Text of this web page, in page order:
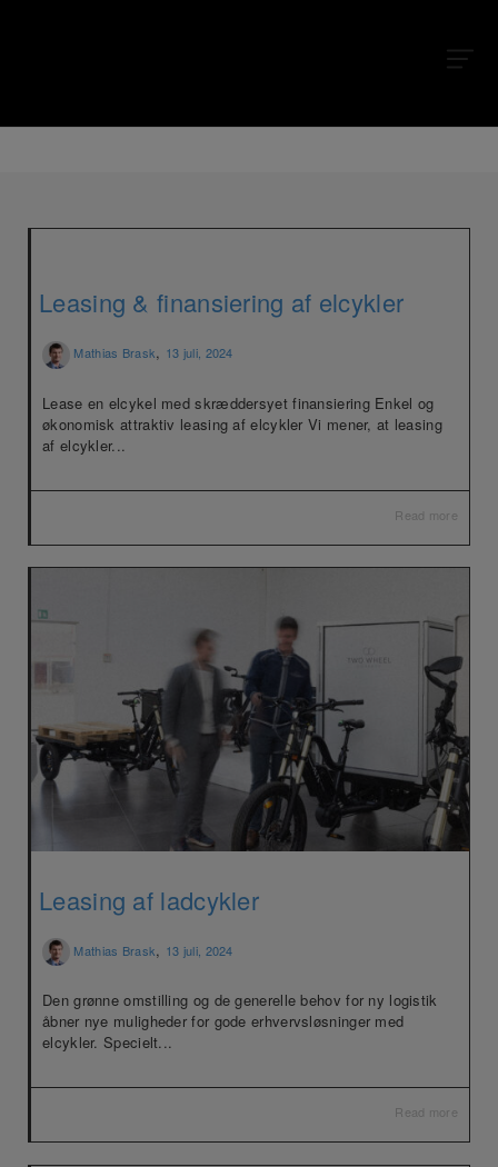
Leasing & finansiering af elcykler
Mathias Brask, 13 juli, 2024
Lease en elcykel med skræddersyet finansiering Enkel og
økonomisk attraktiv leasing af elcykler Vi mener, at leasing
af elcykler...
Read more
Leasing af ladcykler
Mathias Brask, 13 juli, 2024
Den grønne omstilling og de generelle behov for ny logistik
åbner nye muligheder for gode erhvervsløsninger med
elcykler. Specielt...
Read more